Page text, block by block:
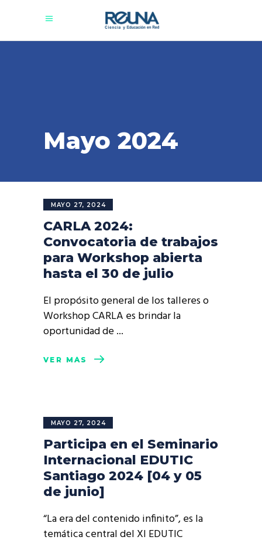
Mayo 2024
MAYO 27, 2024
CARLA 2024:
Convocatoria de trabajos
para Workshop abierta
hasta el 30 de julio
El propósito general de los talleres o
Workshop CARLA es brindar la
oportunidad de
VER MÁS
MAYO 27, 2024
Participa en el Seminario
Internacional EDUTIC
Santiago 2024 [04 y 05
de junio]
“La era del contenido infinito”, es la
temática central del XI EDUTIC